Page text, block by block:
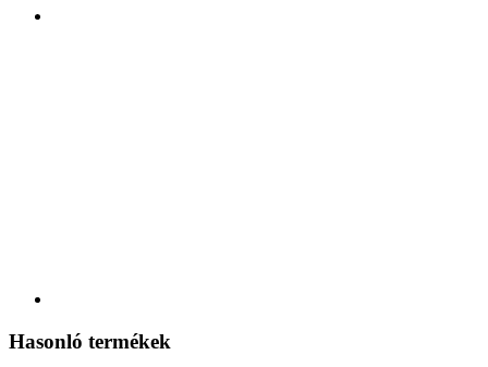
Hasonló termékek